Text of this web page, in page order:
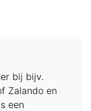
bij bijv.
Zalando en
een